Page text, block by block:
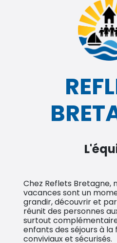
Chez Reflets Bretagne,
vacances sont un
grandir, découvrir et
réunit des personnes
surtout
enfants des séjours à la
conviviaux et sécurisés.